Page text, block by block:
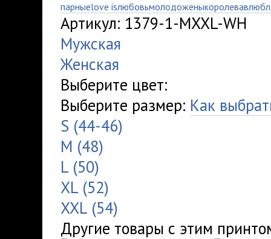
парныеlove isлюбовьмолодоженыкоролева
Артикул: 1379-1-MXXL-WH
Мужская
Женская
Выберите цвет:
Выберите размер: Как
S (44-46)
M (48)
L (50)
XL (52)
XXL (54)
Другие товары с этим